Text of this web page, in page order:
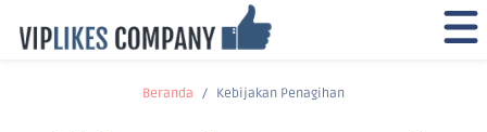
Beranda Kebijakan Penagihan